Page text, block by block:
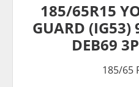
185/65R15
GUARD
DEB69
185/65